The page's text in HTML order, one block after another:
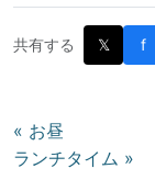
共有する 𝕏 f
投
稿
« お昼
ランチタイム »